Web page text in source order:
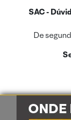
SAC -
De
Este site usa